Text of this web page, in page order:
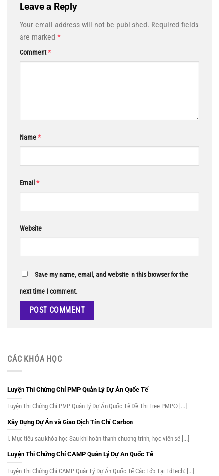
Leave a Reply
Your email address will not be published. Required fields
are marked *
Comment*
Name*
Email *
Website
Save my name, email, and website in this browser for the
next time I comment.
CÁC KHÓA HỌC
Luyện Thi Chứng Chỉ PMP Quản Lý Dự Án Quốc Tế
Luyện Thi Chứng Chỉ PMP Quản Lý Dự Án Quốc Tế Đề Thi Free PMP® [...]
Xây Dựng Dự Án và Giao Dịch Tín Chỉ Carbon
I. Mục tiêu sau khóa học Sau khi hoàn thành chương trình, học viên sẽ [...]
Luyện Thi Chứng Chỉ CAMP Quản Lý Dự Án Quốc Tế
Luyện Thi Chứng Chỉ CAMP Quản Lý Dự Án Quốc Tế Các Lớp Tại EdTech: [...]